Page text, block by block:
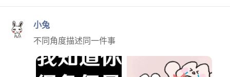
小兔
不同角度描述同一件事